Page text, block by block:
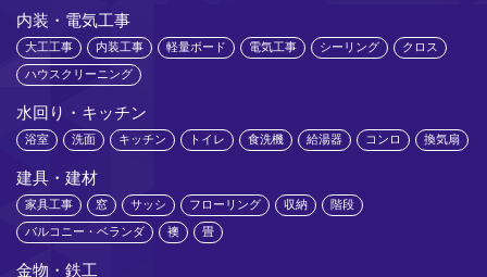
内装・電気工事
大工工事 内装工事 軽量ボード 電気工事 シーリング クロス
ハウスクリーニング
水回り・キッチン
浴室 洗面 キッチン トイレ 食洗機 給湯器 コンロ 換気扇
建具・建材
家具工事 窓 サッシ フローリング 収納 階段
バルコニー・ベランダ 襖 畳
金物・鉄工